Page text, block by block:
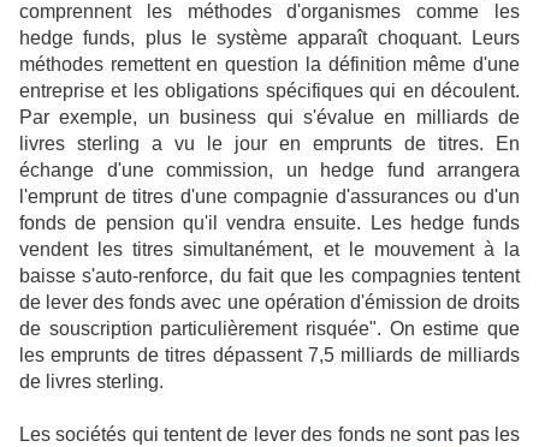
comprennent les méthodes d'organismes comme les
hedge funds, plus le système apparaît choquant. Leurs
méthodes remettent en question la définition même d'une
entreprise et les obligations spécifiques qui en découlent.
Par exemple, un business qui s'évalue en milliards de
livres sterling a vu le jour en emprunts de titres. En
échange d'une commission, un hedge fund arrangera
l'emprunt de titres d'une compagnie d'assurances ou d'un
fonds de pension qu'il vendra ensuite. Les hedge funds
vendent les titres simultanément, et le mouvement à la
baisse s'auto-renforce, du fait que les compagnies tentent
de lever des fonds avec une opération d'émission de droits
de souscription particulièrement risquée". On estime que
les emprunts de titres dépassent 7,5 milliards de milliards
de livres sterling.
Les sociétés qui tentent de lever des fonds ne sont pas les